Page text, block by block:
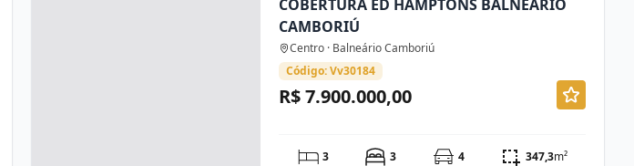
COBERTURA ED HAMPTONS BALNEÁRIO
CAMBORIÚ
Centro · Balneário Camboriú
Código: Vv30184
R$ 7.900.000,00
3 3 4 347,3m²